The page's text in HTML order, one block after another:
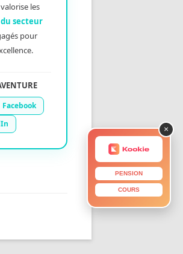
×
PENSION
COURS
les
secteur
pour
Facebook